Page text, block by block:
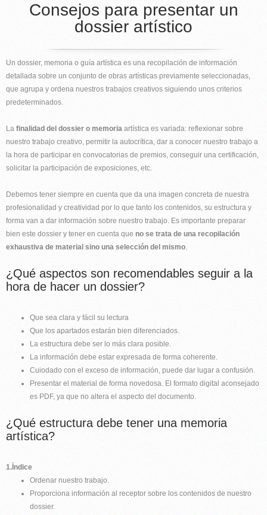
Consejos para presentar un
dossier artístico
Un dossier, memoria o guía artística es una recopilación de información
detallada sobre un conjunto de obras artísticas previamente seleccionadas,
que agrupa y ordena nuestros trabajos creativos siguiendo unos criterios
predeterminados.
La finalidad del dossier o memoria artística es variada: reflexionar sobre
nuestro trabajo creativo, permitir la autocrítica, dar a conocer nuestro trabajo a
la hora de participar en convocatorias de premios, conseguir una certificación,
solicitar la participación de exposiciones, etc.
Debemos tener siempre en cuenta que da una imagen concreta de nuestra
profesionalidad y creatividad por lo que tanto los contenidos, su estructura y
forma van a dar información sobre nuestro trabajo. Es importante preparar
bien este dossier y tener en cuenta que no se trata de una recopilación
exhaustiva de material sino una selección del mismo.
¿Qué aspectos son recomendables seguir a la
hora de hacer un dossier?
Que sea clara y fácil su lectura
Que los apartados estarán bien diferenciados.
La estructura debe ser lo más clara posible.
La información debe estar expresada de forma coherente.
Cuiodado con el exceso de información, puede dar lugar a confusión.
Presentar el material de forma novedosa. El formato digital aconsejado
es PDF, ya que no altera el aspecto del documento.
¿Qué estructura debe tener una memoria
artística?
1.Índice
Ordenar nuestro trabajo.
Proporciona información al receptor sobre los contenidos de nuestro
dossier.